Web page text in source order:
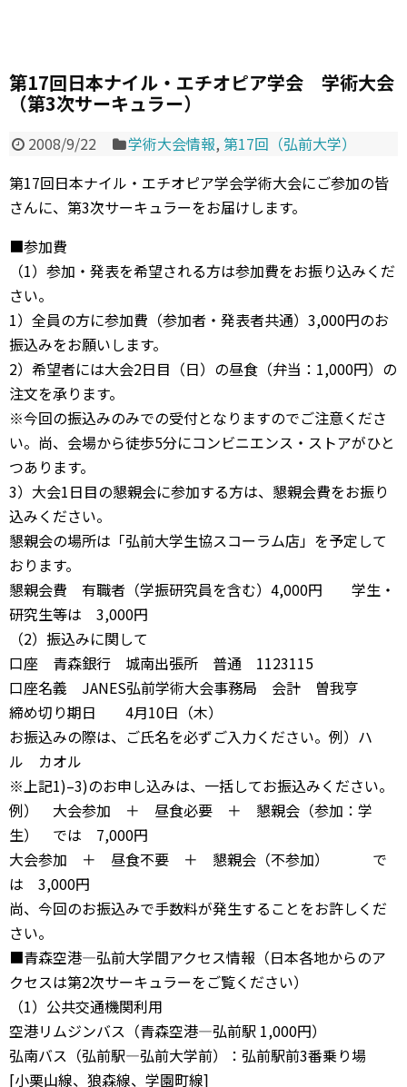
第17回日本ナイル・エチオピア学会 学術大会
（第3次サーキュラー）
2008/9/22 学術大会情報,第17回（弘前大学）
第17回日本ナイル・エチオピア学会学術大会にご参加の皆
さんに、第3次サーキュラーをお届けします。
■参加費
（1）参加・発表を希望される方は参加費をお振り込みくだ
さい。
1）全員の方に参加費（参加者・発表者共通）3,000円のお
振込みをお願いします。
2）希望者には大会2日目（日）の昼食（弁当：1,000円）の
注文を承ります。
※今回の振込みのみでの受付となりますのでご注意くださ
い。尚、会場から徒歩5分にコンビニエンス・ストアがひと
つあります。
3）大会1日目の懇親会に参加する方は、懇親会費をお振り
込みください。
懇親会の場所は「弘前大学生協スコーラム店」を予定して
おります。
懇親会費 有職者（学振研究員を含む）4,000円 学生・
研究生等は 3,000円
（2）振込みに関して
口座 青森銀行 城南出張所 普通 1123115
口座名義 JANES弘前学術大会事務局 会計 曽我亨
締め切り期日 4月10日（木）
お振込みの際は、ご氏名を必ずご入力ください。例）ハ
ル カオル
※上記1)–3)のお申し込みは、一括してお振込みください。
例） 大会参加 ＋ 昼食必要 ＋ 懇親会（参加：学
生） では 7,000円
大会参加 ＋ 昼食不要 ＋ 懇親会（不参加） で
は 3,000円
尚、今回のお振込みで手数料が発生することをお許しくだ
さい。
■青森空港—弘前大学間アクセス情報（日本各地からのア
クセスは第2次サーキュラーをご覧ください）
（1）公共交通機関利用
空港リムジンバス（青森空港—弘前駅 1,000円）
弘南バス（弘前駅—弘前大学前）：弘前駅前3番乗り場
[小栗山線、狼森線、学園町線]